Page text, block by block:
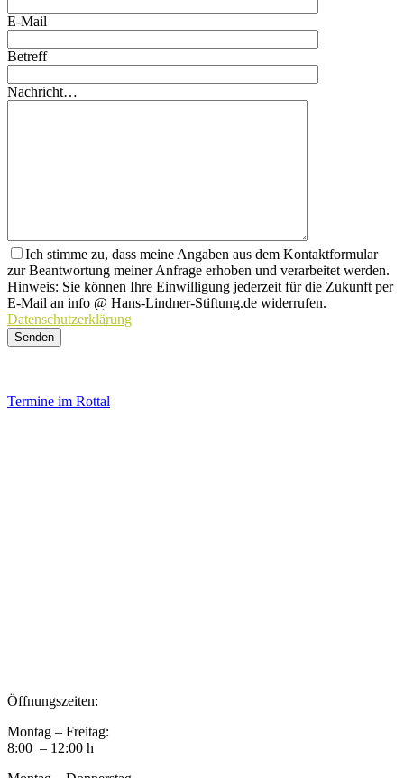
E-Mail
Betreff
Nachricht…
Ich stimme zu, dass meine Angaben aus dem Kontaktformular
zur Beantwortung meiner Anfrage erhoben und verarbeitet werden.
Hinweis: Sie können Ihre Einwilligung jederzeit für die Zukunft per
E-Mail an info @ Hans-Lindner-Stiftung.de widerrufen.
Datenschutzerklärung
Termine im Rottal
Öffnungszeiten:
Montag – Freitag:
8:00 – 12:00 h